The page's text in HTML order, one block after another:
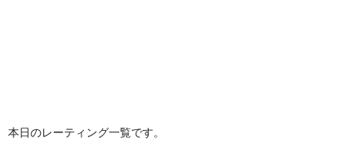
本日のレーティング一覧です。